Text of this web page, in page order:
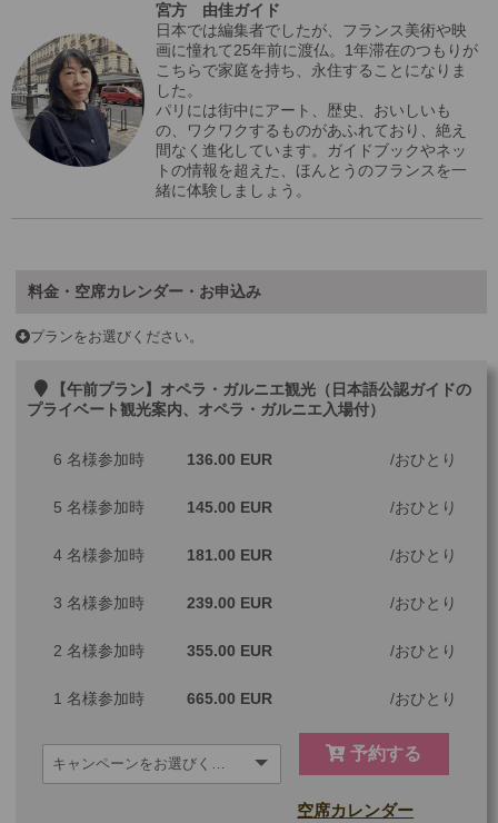
宮方 由佳ガイド
日本では編集者でしたが、フランス美術や映
画に憧れて25年前に渡仏。1年滞在のつもりが
こちらで家庭を持ち、永住することになりま
した。
パリには街中にアート、歴史、おいしいも
の、ワクワクするものがあふれており、絶え
間なく進化しています。ガイドブックやネッ
トの情報を超えた、ほんとうのフランスを一
緒に体験しましょう。
料金・空席カレンダー・お申込み
プランをお選びください。
【午前プラン】オペラ・ガルニエ観光（日本語公認ガイドの
プライベート観光案内、オペラ・ガルニエ入場付）
6 名様参加時 136.00 EUR おひとり
5 名様参加時 145.00 EUR おひとり
4 名様参加時 181.00 EUR おひとり
3 名様参加時 239.00 EUR おひとり
2 名様参加時 355.00 EUR おひとり
1 名様参加時 665.00 EUR おひとり
予約する
空席カレンダー